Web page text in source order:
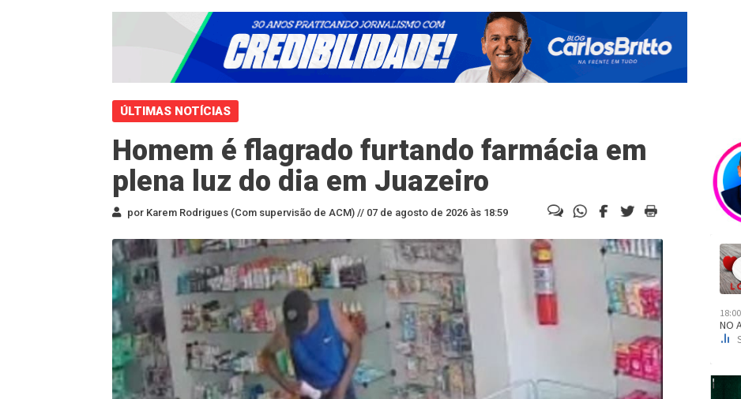
ÚLTIMAS NOTÍCIAS
Homem é flagrado furtando farmácia em
plena luz do dia em Juazeiro
por Karem Rodrigues (Com supervisão de ACM) // 07 de agosto de 2026 às 18:59